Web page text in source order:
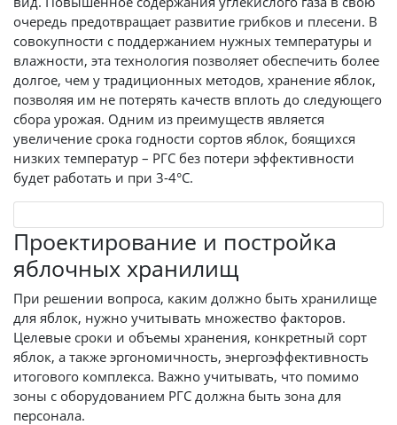
очередь предотвращает развитие грибков и плесени. В
совокупности с поддержанием нужных температуры и
влажности, эта технология позволяет обеспечить более
долгое, чем у традиционных методов, хранение яблок,
позволяя им не потерять качеств вплоть до следующего
сбора урожая. Одним из преимуществ является
увеличение срока годности сортов яблок, боящихся
низких температур – РГС без потери эффективности
будет работать и при 3-4°C.
Проектирование и постройка
яблочных хранилищ
При решении вопроса, каким должно быть хранилище
для яблок, нужно учитывать множество факторов.
Целевые сроки и объемы хранения, конкретный сорт
яблок, а также эргономичность, энергоэффективность
итогового комплекса. Важно учитывать, что помимо
зоны с оборудованием РГС должна быть зона для
персонала.